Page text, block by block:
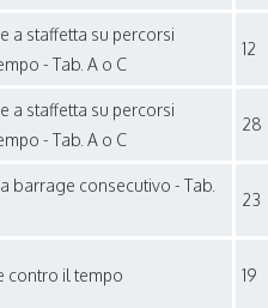
a staffetta su percorsi
- Tab. A o C
12
a staffetta su percorsi
- Tab. A o C
28
barrage consecutivo - Tab.
23
contro il tempo 19